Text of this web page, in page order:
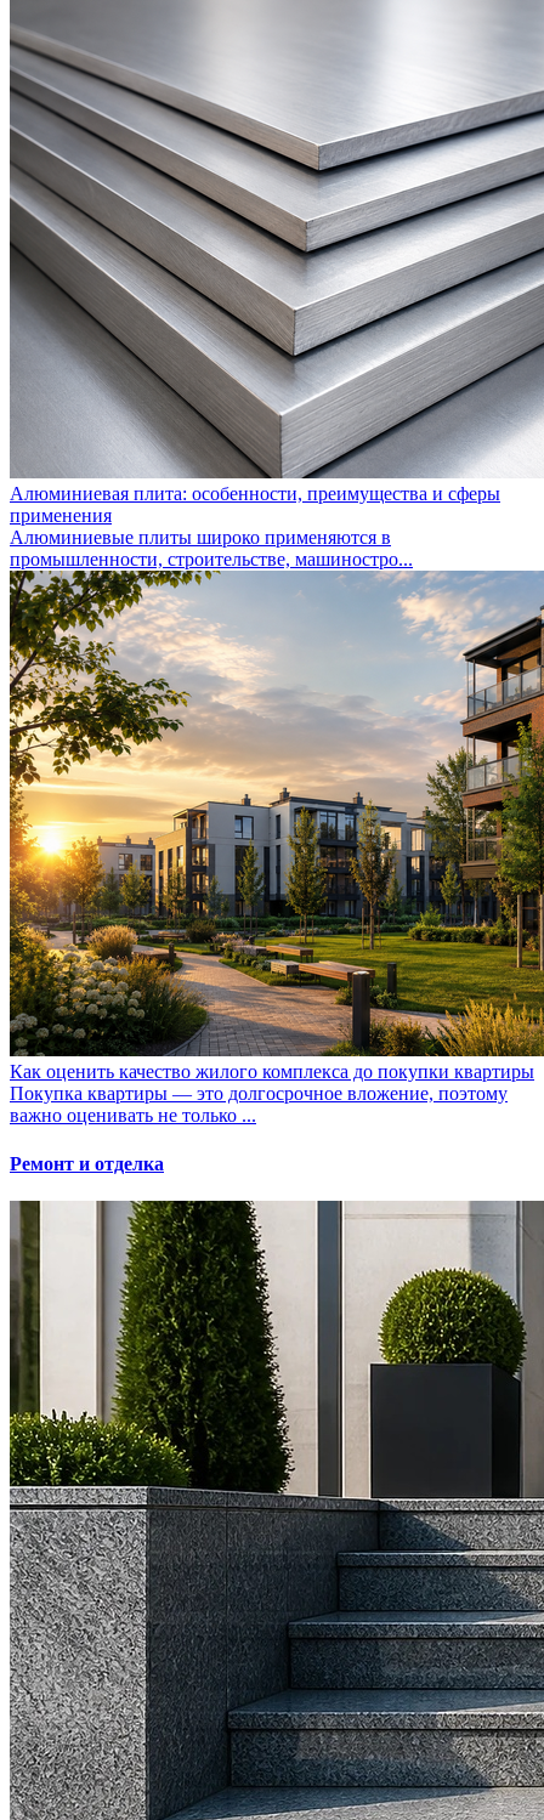
Алюминиевая плита: особенности, преимущества и сферы
применения
Алюминиевые плиты широко применяются в
промышленности, строительстве, машиностро...
Как оценить качество жилого комплекса до покупки квартиры
Покупка квартиры — это долгосрочное вложение, поэтому
важно оценивать не только ...
Ремонт и отделка